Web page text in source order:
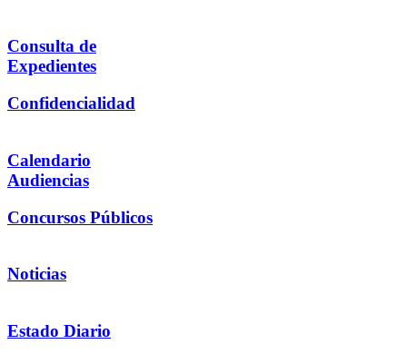
Consulta de
Expedientes
Confidencialidad
Calendario
Audiencias
Concursos Públicos
Noticias
Estado Diario